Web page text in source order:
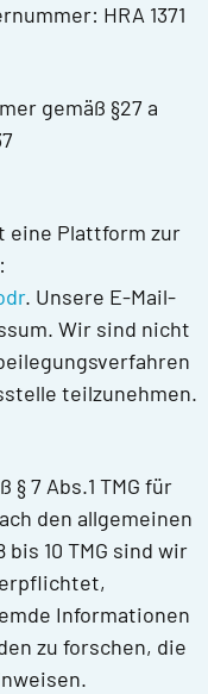
HRA 1371
gemäß §27 a
eine Plattform zur
. Unsere E-Mail-
Wir sind nicht
teilzunehmen.
7 Abs.1 TMG für
den allgemeinen
10 TMG sind wir
Informationen
zu forschen, die